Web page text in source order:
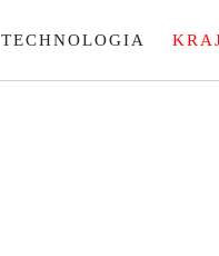
TECHNOLOGIA